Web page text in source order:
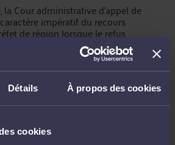
Détails À propos des cookies
cookies
la Cour administrative d'appel de
impératif du recours
de région lorsque le refus
résulte d'un avis défavorable de
de France. Elle juge que ni
sur les voies et délais de recours ni la
l'avis de l'ABF ne peuvent faire
procédurale. La décision illustre
RAPO comme condition de